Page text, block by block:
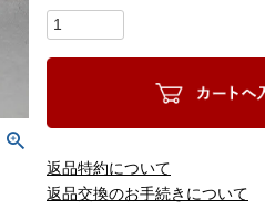
返品特約について
返品交換のお手続きについて